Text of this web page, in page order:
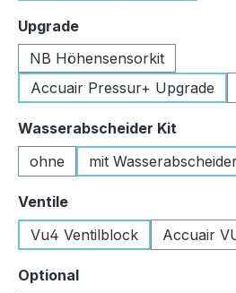
Upgradeauswählen
NB Höhensensorkit
Accuair Pressur+ Upgrade
Wasserabscheider Kit
ohne
mit
Ventileauswählen
Vu4 Ventilblock
Accuair
Optionalauswählen